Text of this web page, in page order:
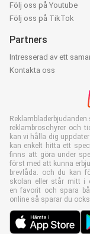
Följ oss på Youtube
Följ oss på TikTok
Partners
Intresserad av ett
Kontakta oss
reklambroschyrer och
kan vi hålla dig
kan enkelt hitta ett
finns att göra under
först med att kunna
brevlåda. och du kan
skolan eller står mitt i
en favorit och spara
online så sparar du